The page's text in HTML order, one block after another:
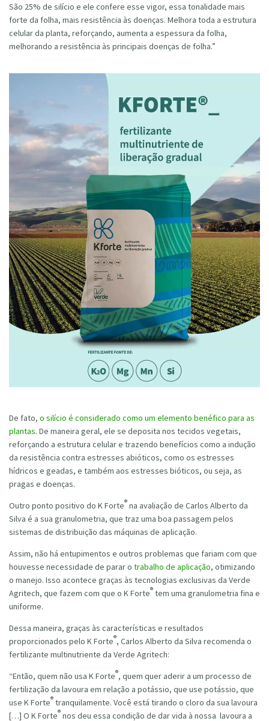
São 25% de silício e ele confere esse vigor, essa tonalidade mais
forte da folha, mais resistência às doenças. Melhora toda a estrutura
celular da planta, reforçando, aumenta a espessura da folha,
melhorando a resistência às principais doenças de folha.”
De fato, o silício é considerado como um elemento benéfico para as
plantas. De maneira geral, ele se deposita nos tecidos vegetais,
reforçando a estrutura celular e trazendo benefícios como a indução
da resistência contra estresses abióticos, como os estresses
hídricos e geadas, e também aos estresses bióticos, ou seja, as
pragas e doenças.
Outro ponto positivo do K Forte® na avaliação de Carlos Alberto da
Silva é a sua granulometria, que traz uma boa passagem pelos
sistemas de distribuição das máquinas de aplicação.
Assim, não há entupimentos e outros problemas que fariam com que
houvesse necessidade de parar o trabalho de aplicação, otimizando
o manejo. Isso acontece graças às tecnologias exclusivas da Verde
Agritech, que fazem com que o K Forte® tem uma granulometria fina e
uniforme.
Dessa maneira, graças às características e resultados
proporcionados pelo K Forte®, Carlos Alberto da Silva recomenda o
fertilizante multinutriente da Verde Agritech:
“Então, quem não usa K Forte®, quem quer aderir a um processo de
fertilização da lavoura em relação a potássio, que use potássio, que
use K Forte® tranquilamente. Você está tirando o cloro da sua lavoura
[…] O K Forte® nos deu essa condição de dar vida à nossa lavoura a